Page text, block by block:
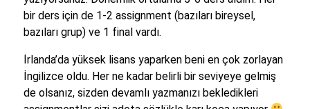
bir ders için de 1-2 assignment (bazıları bireysel,
bazıları grup) ve 1 final vardı.
İrlanda’da yüksek lisans yaparken beni en çok zorlayan
İngilizce oldu. Her ne kadar belirli bir seviyeye gelmiş
de olsanız, sizden devamlı yazmanızı bekledikleri